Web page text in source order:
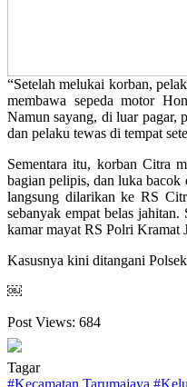
“Setelah melukai korban,
membawa sepeda motor
Namun sayang, di luar pagar,
dan pelaku tewas di tempat
Sementara itu, korban Citra
bagian pelipis, dan luka bacok
langsung dilarikan ke RS
sebanyak empat belas
kamar mayat RS Polri Kramat
Kasusnya kini ditangani
￼
Post Views: 684
Tagar